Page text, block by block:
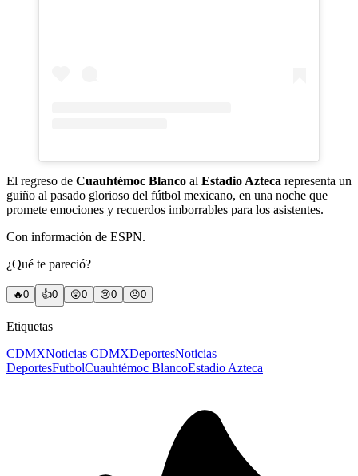
El regreso de Cuauhtémoc Blanco al Estadio Azteca representa un
guiño al pasado glorioso del fútbol mexicano, en una noche que
promete emociones y recuerdos imborrables para los asistentes.
Con información de ESPN.
¿Qué te pareció?
🔥0 👍0 😲0 😢0 😠0
Etiquetas
CDMXNoticias CDMXDeportesNoticias
DeportesFutbolCuauhtémoc BlancoEstadio Azteca